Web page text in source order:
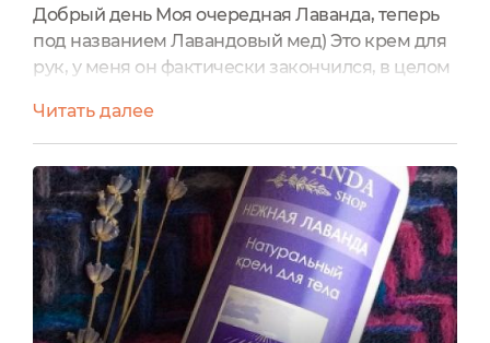
Добрый день Моя очередная Лаванда, теперь
под названием Лавандовый мед) Это крем для
рук, у меня он фактически закончился, в целом
сначала он мне не очень понравился из-за
слишком резкого аромата, но потом я
привыкла, да и крем оказался неплохой.
Использовала его только дома, так как туба
большая с дозатором, такую удобно держать на
столе под рукой. Но на...
Читать далее